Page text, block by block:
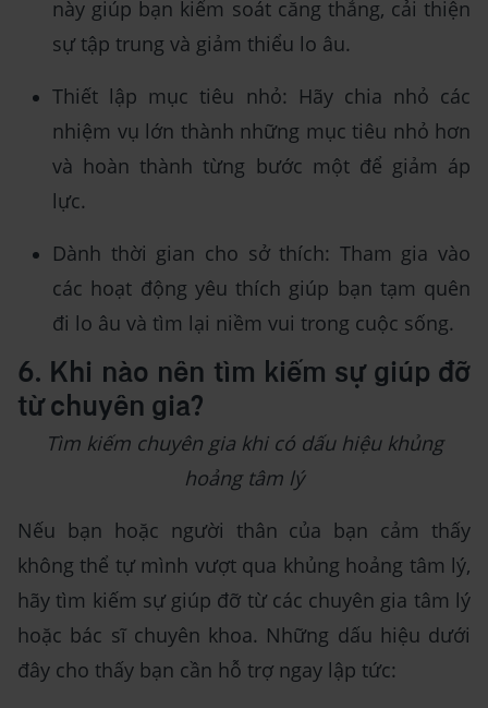
này giúp bạn kiểm soát căng thẳng, cải thiện
sự tập trung và giảm thiểu lo âu.
Thiết lập mục tiêu nhỏ: Hãy chia nhỏ các
nhiệm vụ lớn thành những mục tiêu nhỏ hơn
và hoàn thành từng bước một để giảm áp
lực.
Dành thời gian cho sở thích: Tham gia vào
các hoạt động yêu thích giúp bạn tạm quên
đi lo âu và tìm lại niềm vui trong cuộc sống.
6. Khi nào nên tìm kiếm sự giúp đỡ
từ chuyên gia?
Tìm kiếm chuyên gia khi có dấu hiệu khủng
hoảng tâm lý
Nếu bạn hoặc người thân của bạn cảm thấy
không thể tự mình vượt qua khủng hoảng tâm lý,
hãy tìm kiếm sự giúp đỡ từ các chuyên gia tâm lý
hoặc bác sĩ chuyên khoa. Những dấu hiệu dưới
đây cho thấy bạn cần hỗ trợ ngay lập tức: